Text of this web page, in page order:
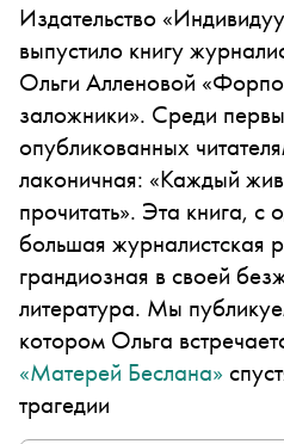
Издательство
выпустило книгу
Ольги Алленовой
заложники». Среди
опубликованных
лаконичная: «Каждый
прочитать». Эта книга, с
большая журналистская
грандиозная в своей
литература. Мы
котором Ольга
«Матерей Беслана»
трагедии